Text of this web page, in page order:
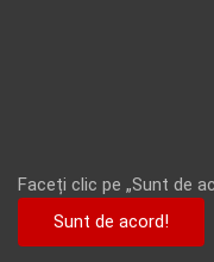
Faceți clic pe „Sunt de
Sunt de acord!